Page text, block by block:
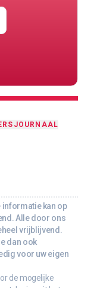
kan op
Alle door ons
vrijblijvend.
dan ook
voor uw eigen
de mogelijke